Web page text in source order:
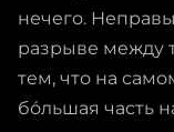
нечего.
разрыве между
тем, что на
бо́льшая часть